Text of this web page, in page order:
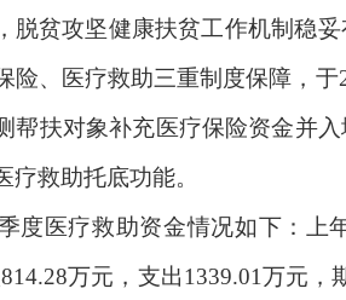
脱贫攻坚健康扶贫工作机制稳
险、医疗救助三重制度保障，于
帮扶对象补充医疗保险资金并
救助托底功能。
度医疗救助资金情况如下：上
万元，支出1339.01万元，